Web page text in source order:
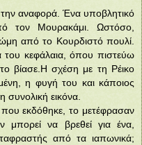
αναφορά. Ένα υποβλητικό
τον Μουρακάμι. Ωστόσο,
από το Κουρδιστό πουλί.
του κεφάλαια, όπου πιστεύω
βίασε.Η σχέση με τη Ρέικο
η φυγή του και κάποιος
συνολική εικόνα.
εκδόθηκε, το μετέφρασαν
να βρεθεί για ένα,
από τα ιαπωνικά;